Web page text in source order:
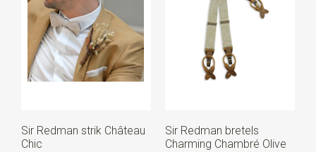
Sir Redman strik Château
Chic
Sir Redman bretels
Charming Chambré Olive